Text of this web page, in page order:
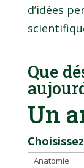
d’idées
Que
Un